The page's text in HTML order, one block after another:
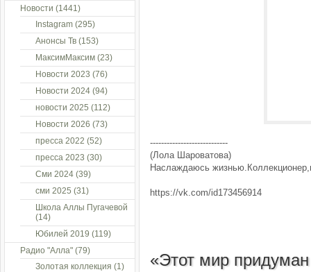
----------------------------
(Лола Шароватова)
Наслаждаюсь
https://vk.com/id173456914
«Этот мир
Новости (1441)
Instagram (295)
Анонсы Тв (153)
МаксимМаксим (23)
Новости 2023 (76)
Новости 2024 (94)
новости 2025 (112)
Новости 2026 (73)
пресса 2022 (52)
пресса 2023 (30)
Сми 2024 (39)
сми 2025 (31)
Школа Аллы Пугачевой
(14)
Юбилей 2019 (119)
Радио "Алла" (79)
Золотая коллекция (1)